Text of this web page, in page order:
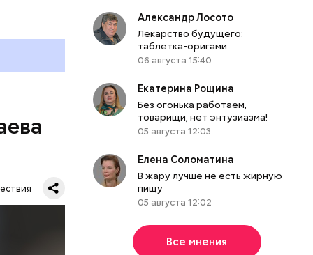
Александр Лосото
Лекарство будущего:
таблетка-оригами
06 августа 15:40
Екатерина Рощина
Без огонька работаем,
товарищи, нет энтузиазма!
05 августа 12:03
Елена Соломатина
В жару лучше не есть жирную
пищу
05 августа 12:02
Все мнения